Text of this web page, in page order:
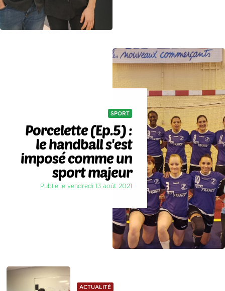
SPORT
Porcelette (Ep.5) :
le handball s'est
imposé comme un
sport majeur
Publié le vendredi 13 août 2021
ACTUALITÉ